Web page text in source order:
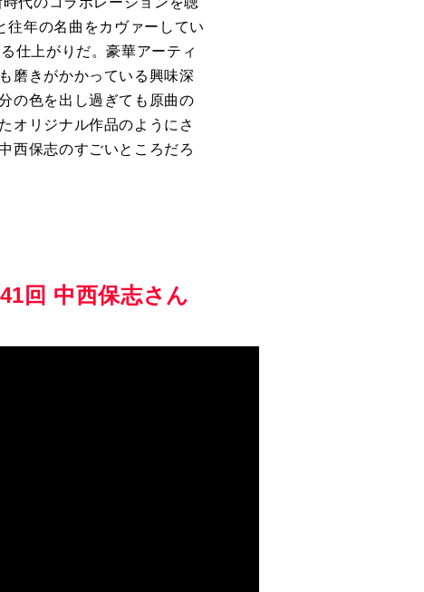
往年の名曲をカヴァーしてい
仕上がりだ。豪華アーティ
磨きがかかっている興味深
の色を出し過ぎても原曲の
オリジナル作品のようにさ
西保志のすごいところだろ
回 中西保志さん